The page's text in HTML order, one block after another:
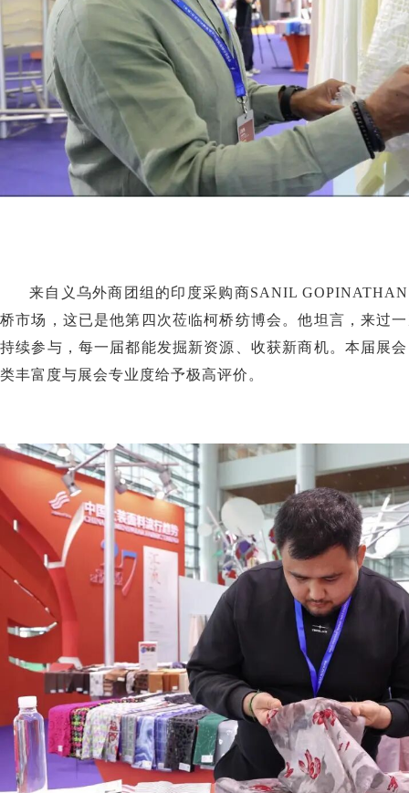
来自义乌外商团组的印度采购商SANIL
桥市场，这已是他第四次莅临柯桥纺博会。他坦言，来过
持续参与，每一届都能发掘新资源、收获新商机。本届展
类丰富度与展会专业度给予极高评价。